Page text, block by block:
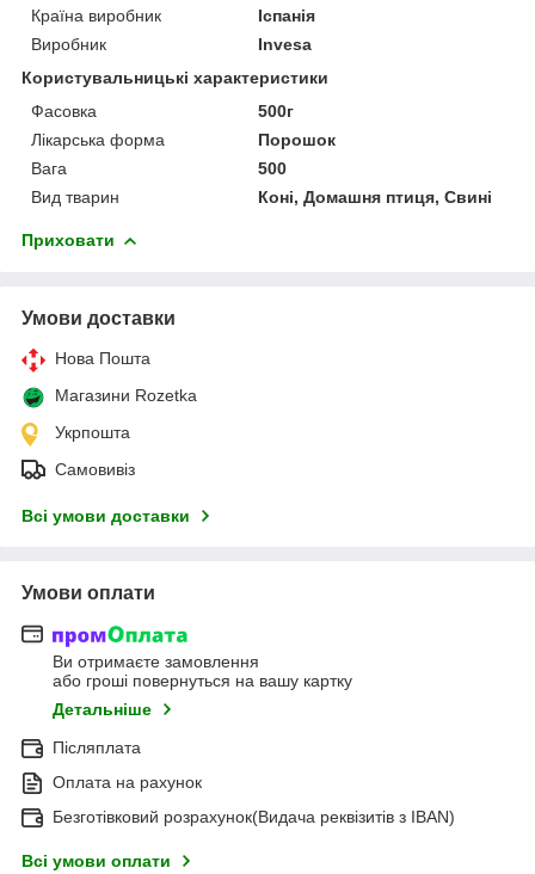
Країна виробник
Іспанія
Виробник
Invesa
Користувальницькі характеристики
Фасовка
500г
Лікарська форма
Порошок
Вага
500
Вид тварин
Коні, Домашня птиця, Свині
Приховати
Умови доставки
Нова Пошта
Магазини Rozetka
Укрпошта
Самовивіз
Всі умови доставки
Умови оплати
Ви отримаєте замовлення
або гроші повернуться на вашу картку
Детальніше
Післяплата
Оплата на рахунок
Безготівковий розрахунок(Видача реквізитів з IBAN)
Всі умови оплати